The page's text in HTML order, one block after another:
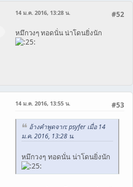
#52
14 ม.ค. 2016, 13:28 น.
หมึกวงๆ ทอดนั่น น่าโดนยิ่งนัก
#53
14 ม.ค. 2016, 13:55 น.
อ้างคำพูดจาก: psyfer เมื่อ 14
ม.ค. 2016, 13:28 น.
หมึกวงๆ ทอดนั่น น่าโดนยิ่งนัก